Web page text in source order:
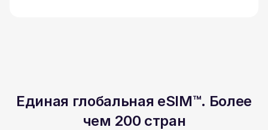
Единая глобальная eSIM™. Более
чем 200 стран